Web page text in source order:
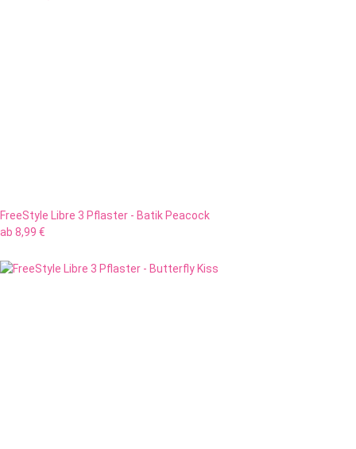
FreeStyle Libre 3 Pflaster - Batik Peacock
ab 8,99 €